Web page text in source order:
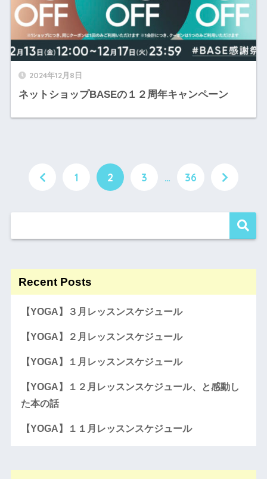
2024年12月8日
ネットショップBASEの１２周年キャンペーン
1 2 3 … 36
Recent Posts
【YOGA】３月レッスンスケジュール
【YOGA】２月レッスンスケジュール
【YOGA】１月レッスンスケジュール
【YOGA】１２月レッスンスケジュール、と感動し
た本の話
【YOGA】１１月レッスンスケジュール